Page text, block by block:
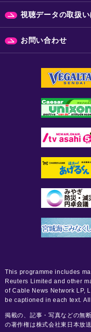
視聴データの取扱い
お問い合わせ
This programme includes
Reuters Limited and other
of Cable News Network LP,
be captioned in each text.
掲載の、記事・写真などの無
の著作権は株式会社東日本放